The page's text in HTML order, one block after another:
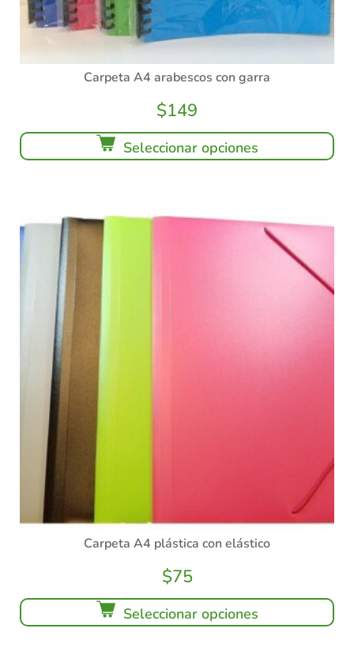
Carpeta A4 arabescos con garra
$149
Seleccionar opciones
Carpeta A4 plástica con elástico
$75
Seleccionar opciones